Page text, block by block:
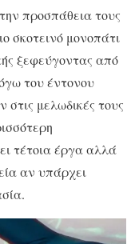
προσπάθεια τους
σκοτεινό μονοπάτι
ξεφεύγοντας από
του έντονου
μελωδικές τους
τέτοια έργα αλλά
αν υπάρχει